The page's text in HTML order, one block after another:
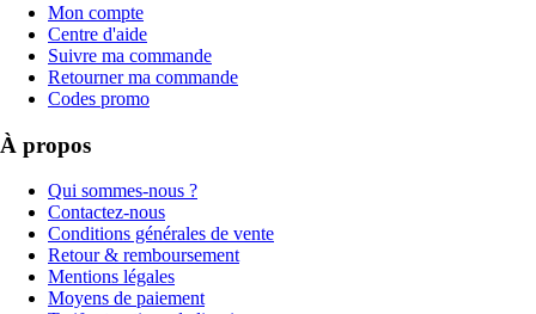
Mon compte
Centre d'aide
Suivre ma commande
Retourner ma commande
Codes promo
À propos
Qui sommes-nous ?
Contactez-nous
Conditions générales de vente
Retour & remboursement
Mentions légales
Moyens de paiement